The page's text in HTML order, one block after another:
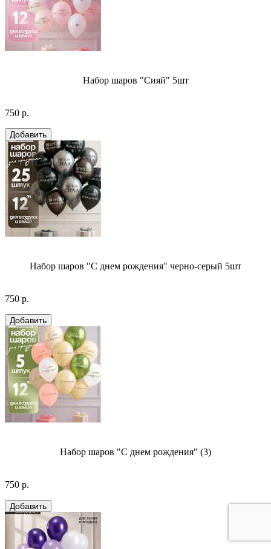
Набор шаров "Сияй" 5шт
750 р.
Набор шаров "С днем рождения" черно-серый 5шт
750 р.
Набор шаров "С днем рождения" (3)
750 р.